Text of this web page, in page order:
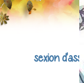
sexion